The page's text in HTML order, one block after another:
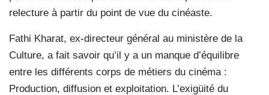
relecture à partir du point de vue du cinéaste.
Fathi Kharat, ex-directeur général au ministère de la
Culture, a fait savoir qu’il y a un manque d’équilibre
entre les différents corps de métiers du cinéma :
Production, diffusion et exploitation. L’exigüité du